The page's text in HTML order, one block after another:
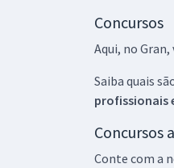
Concursos
Aqui, no
Saiba quais
profissionais
Concursos
Conte com a